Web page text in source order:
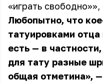
«играть
Любопытно, что
татуировками
есть — в
для тату разные
общая отметина»,